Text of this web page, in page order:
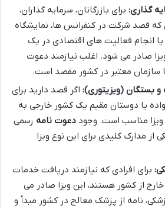
گذاری: برای بازرگانان، سرمایه گذاران،
که قصد شرکت در کنفرانس ها، نمایشگاه
یا انجام فعالیت های اقتصادی در یک
صادر می شود. اغلب نیازمند دعوت
سازمان معتبر در کشور مقصد است.
و بستگان (ویزیتوری): اگر قصد دارید برای
یا دوستان مقیم یک کشور خارجی به
ویزا مناسب است. وجود دعوت نامه رسمی
از مدارک کلیدی برای این نوع ویزا
برای افرادی که نیازمند دریافت خدمات
از کشور هستند، این ویزا صادر می
نامه از پزشک معالج در کشور مبدأ و